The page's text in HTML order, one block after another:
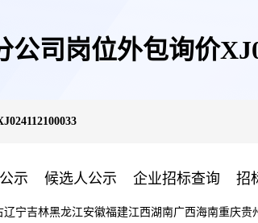
司岗位外包询价
示 候选人公示 企业招标查询 招
辽宁吉林黑龙江安徽福建江西湖南广西海南重庆贵